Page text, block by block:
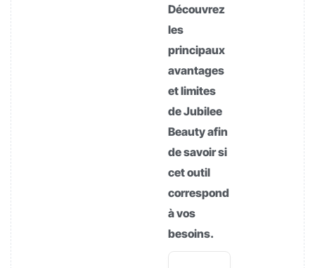
Découvrez
les
principaux
avantages
et limites
de Jubilee
Beauty afin
de savoir si
cet outil
correspond
à vos
besoins.